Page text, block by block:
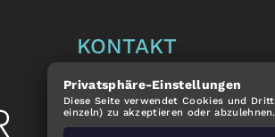
KONTAKT
Andreas Schreyer GmbH
Bahnhofstraße 50
92536 Pfreimd
Privatsphäre-Einstellungen
Diese Seite verwendet Cookies und
einzeln) zu akzeptieren oder